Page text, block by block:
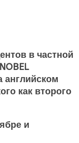
в частной
английском
как второго
и